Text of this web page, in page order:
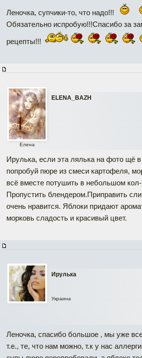
Леночка, супчики-то, что надо!!!
Обязательно испробую!!!Спасибо за
рецепты!!!
ELENA_BAZH
Елена
Ирулька, если эта лялька на фото щё в
попробуй пюре из смеси картофеля,
всё вместе потушить в небольшом
Пропустить блендером.Приправить
очень нравится. Яблоки придают
морковь сладость и красивый цвет.
Ирулька
Украина
Леночка, спасибо большое , мы уже
т.е., те, что нам можно, т.к у нас